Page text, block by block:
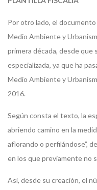
Por otro lado, el
Medio Ambiente y
primera década, desde que
especializada, ya que ha
Medio Ambiente y
2016.
Según consta el texto, la
abriendo camino en la
aflorando o perfilándose”,
en los que previamente no
Así, desde su creación, el